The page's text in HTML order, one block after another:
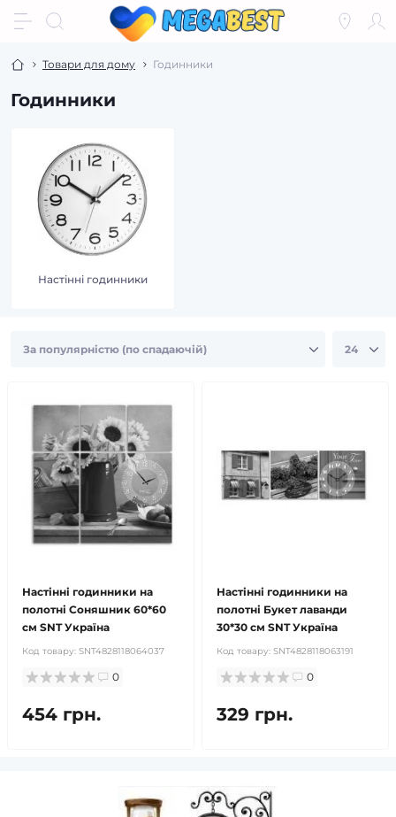
Товари для дому Годинники
Годинники
Настінні годинники
Настінні годинники на
полотні Соняшник 60*60
см SNT Україна
Код товару: SNT4828118064037
0
454 грн.
Настінні годинники на
полотні Букет лаванди
30*30 см SNT Україна
Код товару: SNT4828118063191
0
329 грн.